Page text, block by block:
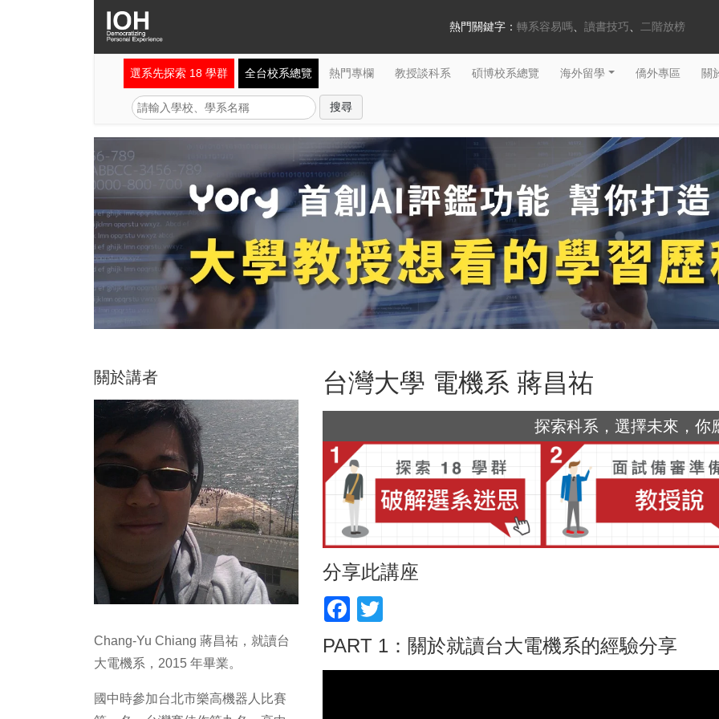
熱門關鍵字： 轉系容易嗎 讀書技巧 二階放榜
選系先探索 18 學群 全台校系總覽 熱門專欄 教授談科系 碩博校系總覽 海外留學 僑外專區 關
關於講者
Chang-Yu Chiang 蔣昌祐，就讀台
大電機系，2015 年畢業。
國中時參加台北市樂高機器人比賽
台灣大學 電機系 蔣昌祐
探索科系，選擇未來，你
分享此講座
Facebook
PART 1：關於就讀台大電機系的經驗分享